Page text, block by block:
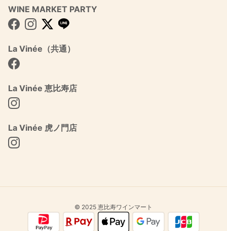
WINE MARKET PARTY
Facebook
Instagram
Twitter
La Vinée（共通）
Facebook
La Vinée 恵比寿店
Instagram
La Vinée 虎ノ門店
Instagram
© 2025 恵比寿ワインマート